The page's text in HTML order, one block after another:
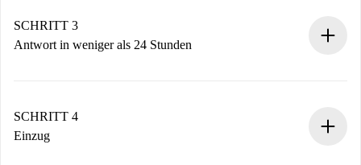
Denk daran, dass wir dich erst belasten, wenn der
Vermieter zustimmt.
SCHRITT 3
Antwort in weniger als 24 Stunden
stellen den Kontakt her.
Wenn der Vermieter ablehnen muss, entstehen keine
SCHRITT 4
Einzug